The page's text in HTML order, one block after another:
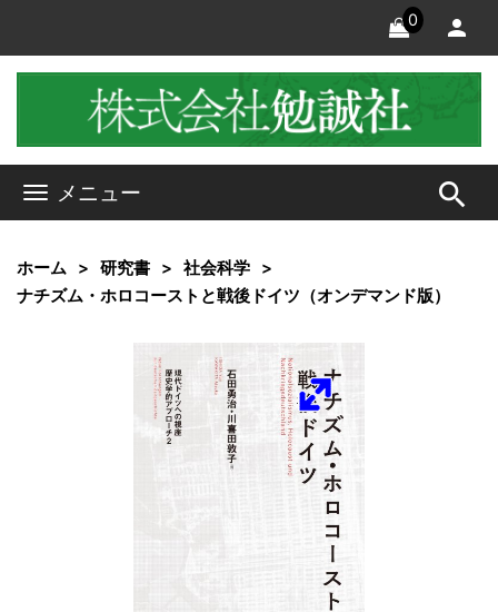
0
メニュー search
ホーム 研究書
社会科学
ナチズム・ホロコーストと戦後ドイツ（オンデマンド版）